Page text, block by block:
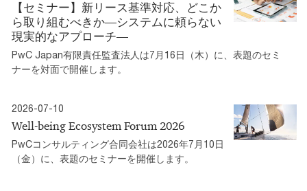
【セミナー】新リース基準対応、どこか
ら取り組むべきか―システムに頼らない
現実的なアプローチ―
PwC Japan有限責任監査法人は7月16日（木）に、表題のセミ
ナーを対面で開催します。
2026-07-10
Well-being Ecosystem Forum 2026
PwCコンサルティング合同会社は2026年7月10日
（金）に、表題のセミナーを開催します。